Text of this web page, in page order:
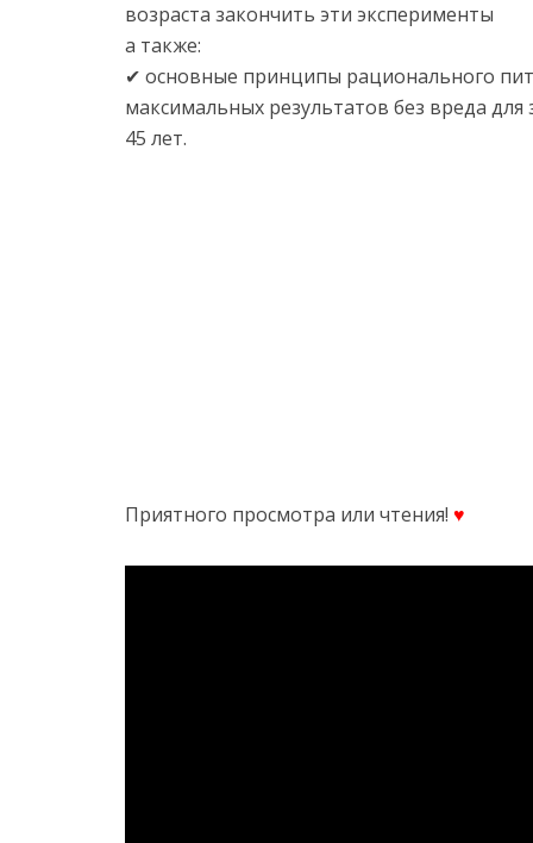
возраста закончить эти эксперименты
а также:
✔ основные принципы рационального
максимальных результатов без вреда
45 лет.
Приятного просмотра или чтения! ♥